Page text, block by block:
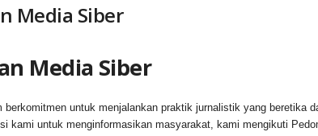
Media Siber
Media Siber
berkomitmen untuk menjalankan praktik jurnalistik yang beretika
kami untuk menginformasikan masyarakat, kami mengikuti